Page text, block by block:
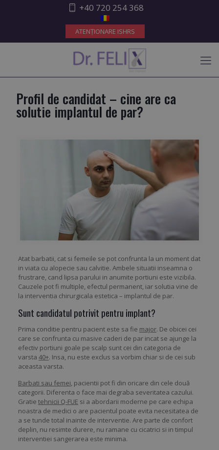
+40 720 254 368
Profil de candidat – cine are ca
solutie implantul de par?
Atat barbatii, cat si femeile se pot confrunta la un moment dat
in viata cu alopecie sau calvitie. Ambele situatii inseamna o
frustrare, cand lipsa parului in anumite portiuni este vizibila.
Cauzele pot fi multiple, efectul permanent, iar solutia vine de
la interventia chirurgicala estetica – implantul de par.
Sunt candidatul potrivit pentru implant?
Prima conditie pentru pacient este sa fie major. De obicei cei
care se confrunta cu masive caderi de par incat se ajunge la
efectiv portiuni goale pe scalp sunt cei din categoria de
varsta 40+. Insa, nu este exclus sa vorbim chiar si de cei sub
aceasta varsta.
Barbati sau femei, pacientii pot fi din oricare din cele două
categorii. Diferenta o face mai degraba severitatea cazului.
Gratie tehnicii Q-FUE si a abordarii moderne pe care echipa
noastra de medici o are pacientul poate evita necesitatea de
a se tunde total inainte de interventie. Are parte de confort
deplin, nu resimte durere, nu ramane cu cicatrici si in timpul
interventiei sangerarea este minima.